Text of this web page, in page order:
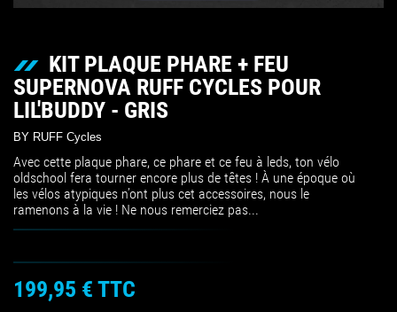
KIT PLAQUE PHARE + FEU
SUPERNOVA RUFF CYCLES POUR
LIL'BUDDY - GRIS
BY RUFF Cycles
Avec cette plaque phare, ce phare et ce feu à leds, ton vélo
oldschool fera tourner encore plus de têtes ! À une époque où
les vélos atypiques n’ont plus cet accessoires, nous le
ramenons à la vie ! Ne nous remerciez pas...
199,95 € TTC